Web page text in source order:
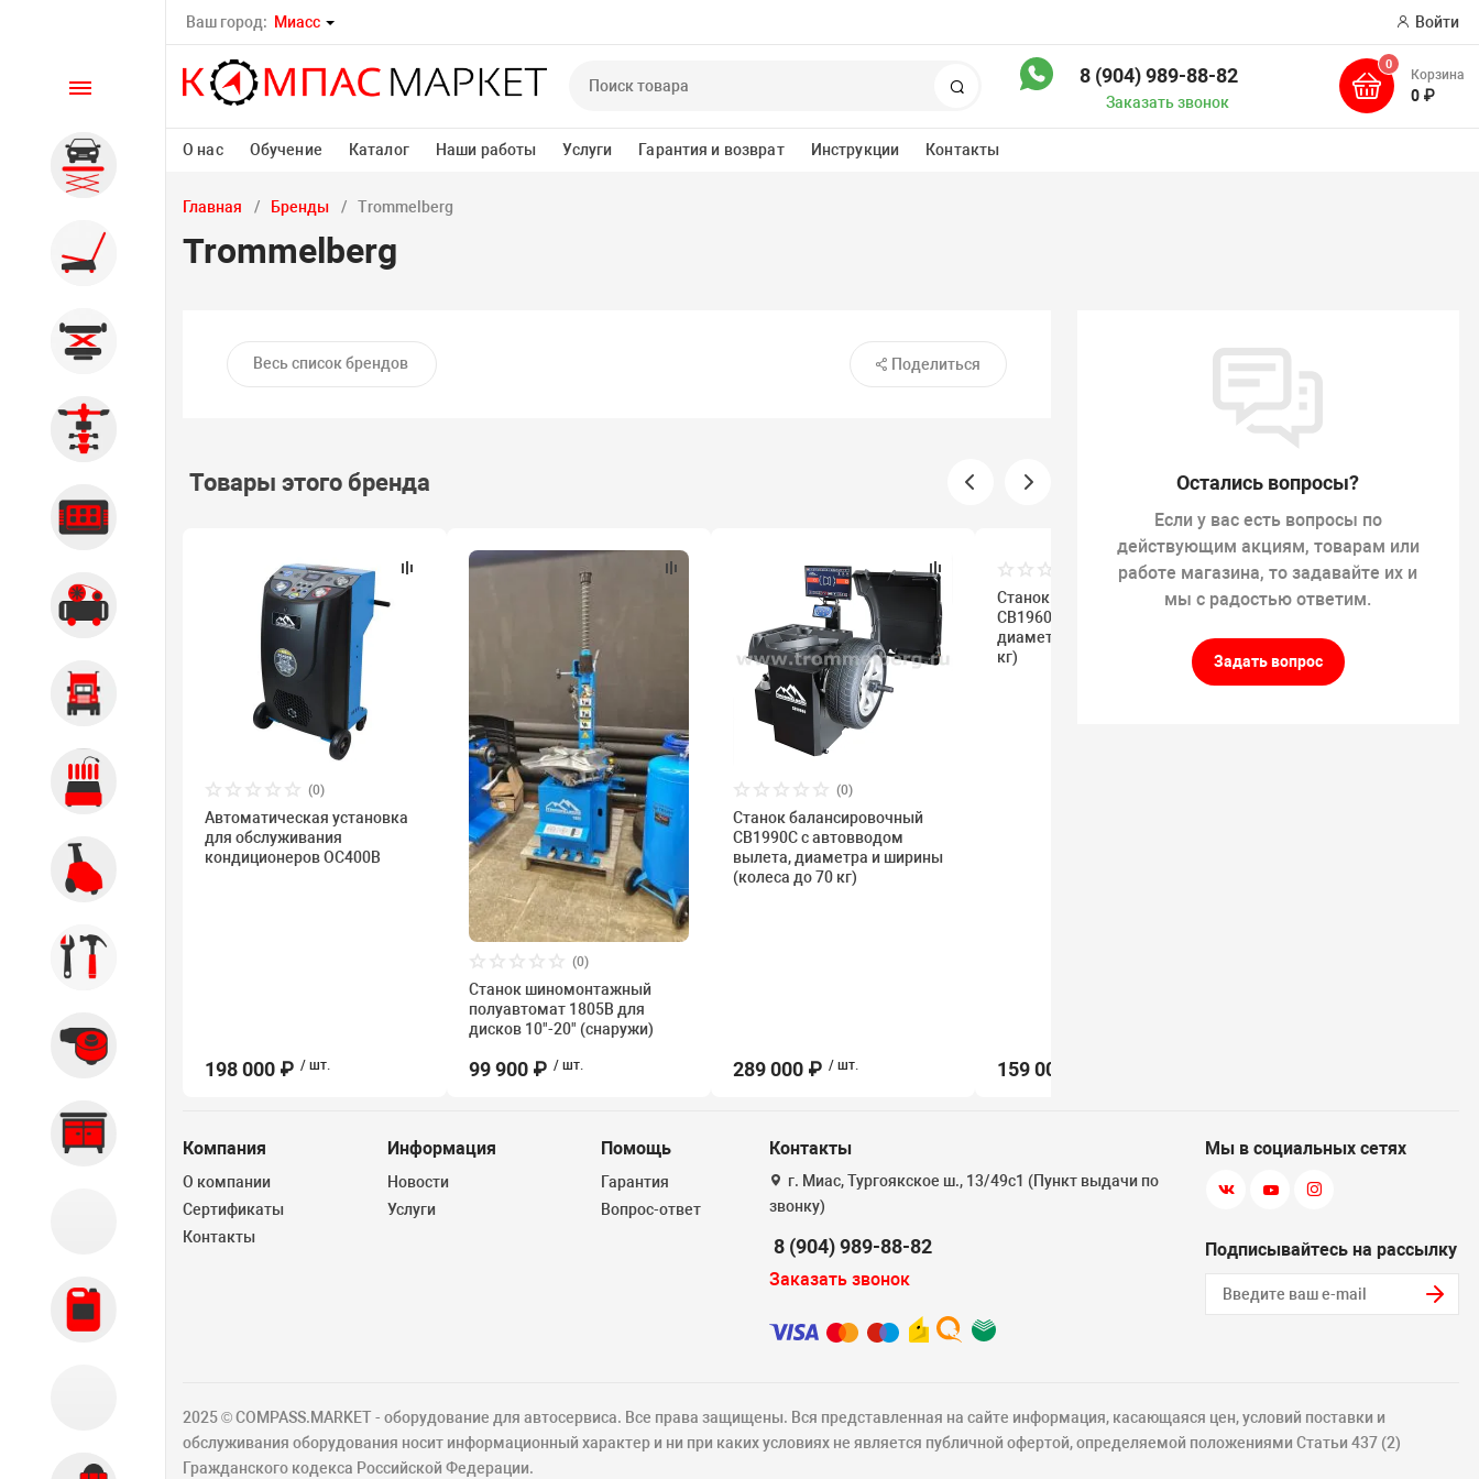
Ваш город: Миасс Войти
Поиск 8 (904) 989-88-82
Заказать звонок
0
Корзина
0 ₽
О нас Обучение Каталог Наши работы Услуги Гарантия и возврат Инструкции Контакты
Каталог
Автомобильные подъемники
Шиномонтажное
оборудование
Общегаражное
Компрессорное оборудование
Грузовое оборудование
агрегатов
Автомоечное оборудование
Кузовной цех
Главная Бренды Trommelberg
Trommelberg
Весь список брендов Поделиться
Товары этого бренда
(0)
Автоматическая установка
для обслуживания
кондиционеров OC400B
198 000 ₽ / шт.
(0)
Станок шиномонтажный
полуавтомат 1805B для
дисков 10"-20" (снаружи)
99 900 ₽ / шт.
(0)
Станок балансировочный
CB1990C с автовводом
вылета, диаметра и ширины
(колеса до 70 кг)
289 000 ₽ / шт.
Станок балансировочный
CB1960E автоввод вылета и
диаметра (для колёс до 70
кг)
159 000 ₽
(0)
Cтанок балансировочный
Остались вопросы?
Если у вас есть вопросы по
действующим акциям, товарам или
работе магазина, то задавайте их и
мы с радостью ответим.
Задать вопрос
Компания
О компании
Сертификаты
Контакты
Информация
Новости
Услуги
Помощь
Гарантия
Вопрос-ответ
Контакты
г. Миас, Тургоякское ш., 13/49с1 (Пункт выдачи по
звонку)
8 (904) 989-88-82
Заказать звонок
Мы в социальных сетях
Подписывайтесь на рассылку
2025 © COMPASS.MARKET - оборудование для автосервиса. Все права защищены. Вся представленная на сайте информация, касающаяся цен, условий поставки и
обслуживания оборудования носит информационный характер и ни при каких условиях не является публичной офертой, определяемой положениями Статьи 437 (2)
Гражданского кодекса Российской Федерации.